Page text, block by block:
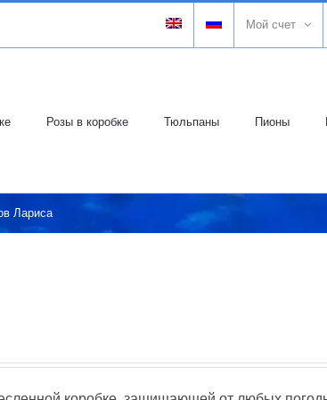
Мой счет
Розы в коробке Тюльпаны Пионы
Лариса